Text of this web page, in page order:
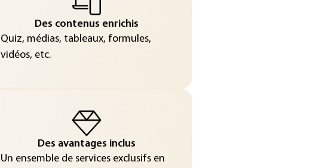
Des contenus enrichis
Quiz, médias, tableaux, formules,
vidéos, etc.
Des avantages inclus
Un ensemble de services exclusifs en